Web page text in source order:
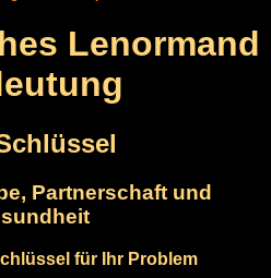
Lenormand
Partnerschaft und
für Ihr Problem